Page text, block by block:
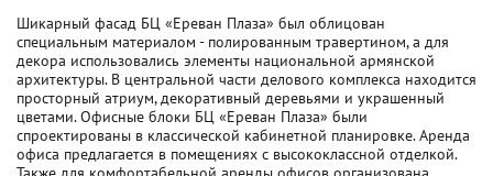
Шикарный фасад БЦ «Ереван Плаза» был облицован
специальным материалом - полированным травертином, а для
декора использовались элементы национальной армянской
архитектуры. В центральной части делового комплекса находится
просторный атриум, декоративный деревьями и украшенный
цветами. Офисные блоки БЦ «Ереван Плаза» были
спроектированы в классической кабинетной планировке. Аренда
офиса предлагается в помещениях с высококлассной отделкой.